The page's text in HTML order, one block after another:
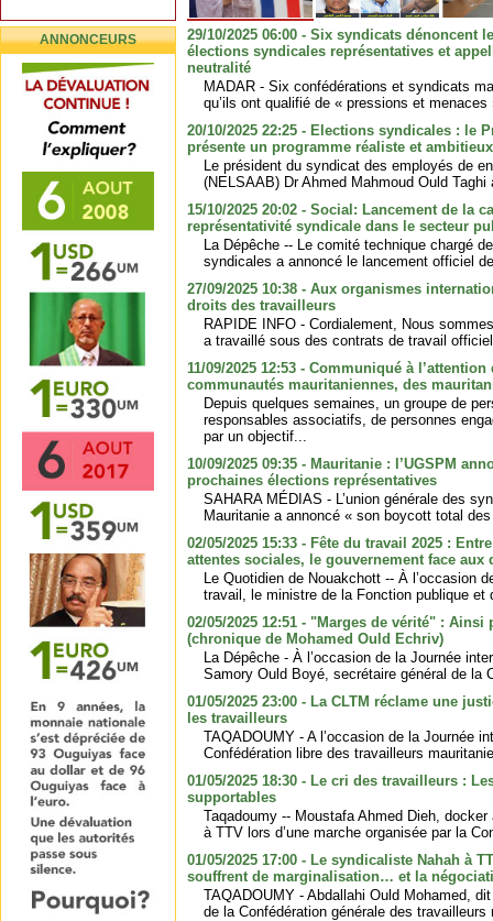
ANNONCEURS
29/10/2025 06:00 - Six syndicats dénoncent
élections syndicales représentatives et
neutralité
MADAR - Six confédérations et syndicats
qu’ils ont qualifié de « pressions et
20/10/2025 22:25 - Elections syndicales : le
présente un programme réaliste et ambitieux
Le président du syndicat des employés de
(NELSAAB) Dr Ahmed Mahmoud Ould
15/10/2025 20:02 - Social: Lancement de la
représentativité syndicale dans le secteur
La Dépêche -- Le comité technique chargé
syndicales a annoncé le lancement officiel
27/09/2025 10:38 - Aux organismes
droits des travailleurs
RAPIDE INFO - Cordialement, Nous
a travaillé sous des contrats de travail
11/09/2025 12:53 - Communiqué à
communautés mauritaniennes, des
Depuis quelques semaines, un groupe de
responsables associatifs, de personnes
par un objectif...
10/09/2025 09:35 - Mauritanie : l’UGSPM
prochaines élections représentatives
SAHARA MÉDIAS - L’union générale des
Mauritanie a annoncé « son boycott total
02/05/2025 15:33 - Fête du travail 2025 :
attentes sociales, le gouvernement face aux
Le Quotidien de Nouakchott -- À l’occasion
travail, le ministre de la Fonction publique et
02/05/2025 12:51 - "Marges de vérité" : Ainsi
(chronique de Mohamed Ould Echriv)
La Dépêche - À l’occasion de la Journée
Samory Ould Boyé, secrétaire général de la
01/05/2025 23:00 - La CLTM réclame une
les travailleurs
TAQADOUMY - A l’occasion de la Journée
Confédération libre des travailleurs
01/05/2025 18:30 - Le cri des travailleurs :
supportables
Taqadoumy -- Moustafa Ahmed Dieh,
à TTV lors d’une marche organisée par la
01/05/2025 17:00 - Le syndicaliste Nahah à
souffrent de marginalisation… et la
TAQADOUMY - Abdallahi Ould Mohamed,
de la Confédération générale des